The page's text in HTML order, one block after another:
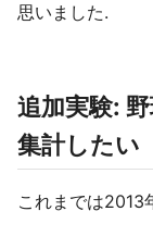
思いました.
追加実験:
集計したい
これまでは2013